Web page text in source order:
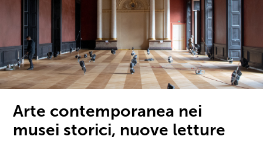
Arte contemporanea nei
musei storici, nuove letture